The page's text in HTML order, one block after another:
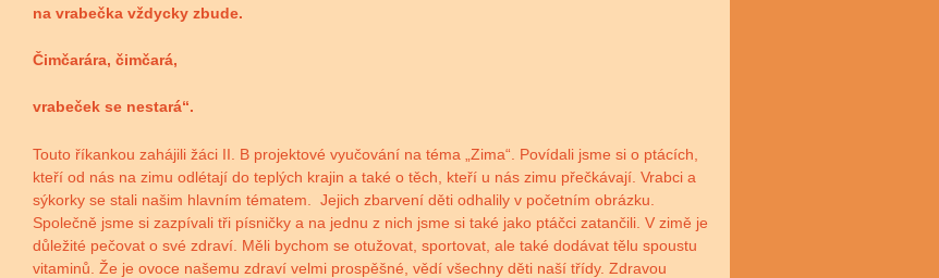
na vrabečka vždycky zbude.
Čimčarára, čimčará,
vrabeček se nestará“.
Touto říkankou zahájili žáci II. B projektové vyučování na téma „Zima“. Povídali jsme si o ptácích,
kteří od nás na zimu odlétají do teplých krajin a také o těch, kteří u nás zimu přečkávají. Vrabci a
sýkorky se stali našim hlavním tématem. Jejich zbarvení děti odhalily v početním obrázku.
Společně jsme si zazpívali tři písničky a na jednu z nich jsme si také jako ptáčci zatančili. V zimě je
důležité pečovat o své zdraví. Měli bychom se otužovat, sportovat, ale také dodávat tělu spoustu
vitaminů. Že je ovoce našemu zdraví velmi prospěšné, vědí všechny děti naší třídy. Zdravou